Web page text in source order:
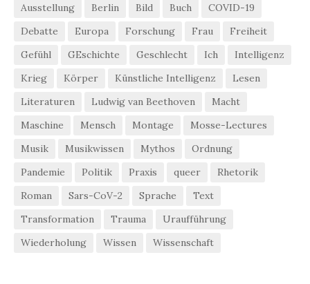
Ausstellung Berlin Bild Buch
COVID-19
Debatte
Europa Forschung Frau
Freiheit
Gefühl
GEschichte Geschlecht Ich
Intelligenz
Krieg
Körper Künstliche Intelligenz
Lesen
Literaturen
Ludwig van Beethoven
Macht
Maschine
Mensch Montage
Mosse-Lectures
Musik
Musikwissen Mythos
Ordnung
Pandemie
Politik Praxis queer
Rhetorik
Roman
Sars-CoV-2 Sprache
Text
Transformation
Trauma
Uraufführung
Wiederholung
Wissen Wissenschaft